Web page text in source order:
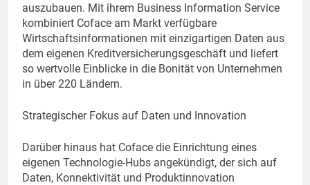
auszubauen. Mit ihrem Business Information Service
kombiniert Coface am Markt verfügbare
Wirtschaftsinformationen mit einzigartigen Daten aus
dem eigenen Kreditversicherungsgeschäft und liefert
so wertvolle Einblicke in die Bonität von Unternehmen
in über 220 Ländern.
Strategischer Fokus auf Daten und Innovation
Darüber hinaus hat Coface die Einrichtung eines
eigenen Technologie-Hubs angekündigt, der sich auf
Daten, Konnektivität und Produktinnovation